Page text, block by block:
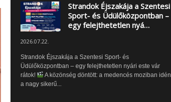
Strandok Éjszakája a Szentesi
Sport- és Üdülőközpontban –
egy felejthetetlen nyá…
2026.07.22.
Strandok Éjszakája a Szentesi Sport- és
Üdülőközpontban – egy felejthetetlen nyári este vár
rátok!
A közönség döntött: a medencés moziban idén
a nagy sikerű...